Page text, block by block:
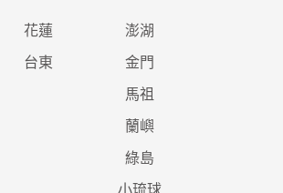
花蓮 澎湖
台東 金門
馬祖
蘭嶼
綠島
小琉球